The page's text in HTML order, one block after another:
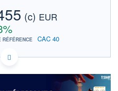
PRODUITS DE BOURSE
FORUM
HISTORIQUE
ACTIONNAIRES
(c) EUR
RÉFÉRENCE CAC 40
TEMPS RÉEL